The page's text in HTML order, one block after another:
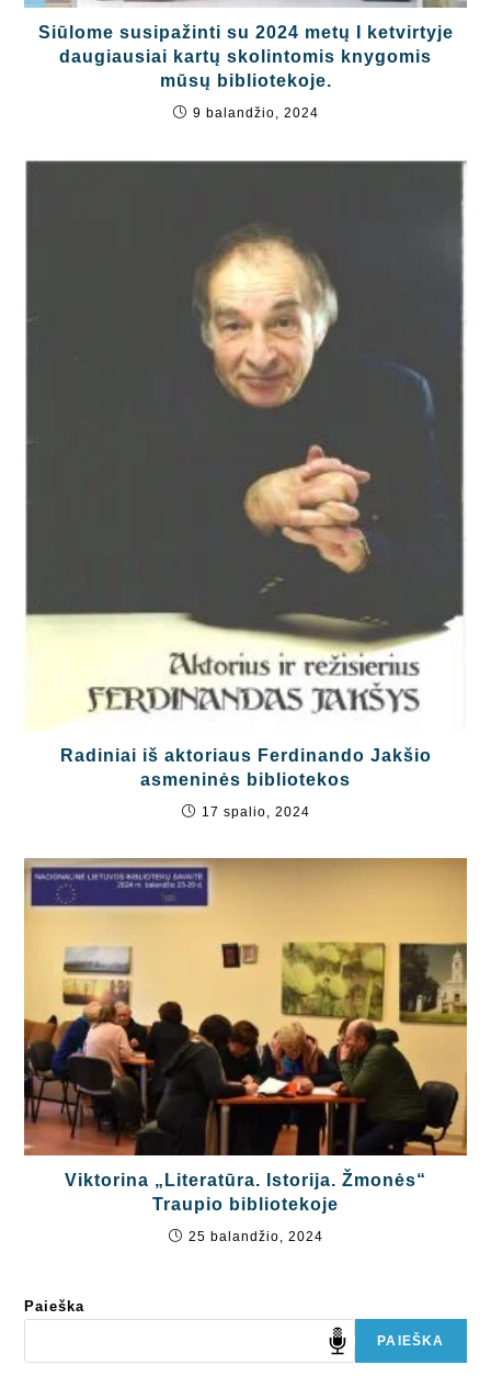
Siūlome susipažinti su 2024 metų I ketvirtyje
daugiausiai kartų skolintomis knygomis
mūsų bibliotekoje.
9 balandžio, 2024
Radiniai iš aktoriaus Ferdinando Jakšio
asmeninės bibliotekos
17 spalio, 2024
Viktorina „Literatūra. Istorija. Žmonės“
Traupio bibliotekoje
25 balandžio, 2024
Paieška
PAIEŠKA